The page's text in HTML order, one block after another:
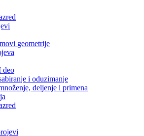
geometrije
deo
i oduzimanje
deljenje i primena